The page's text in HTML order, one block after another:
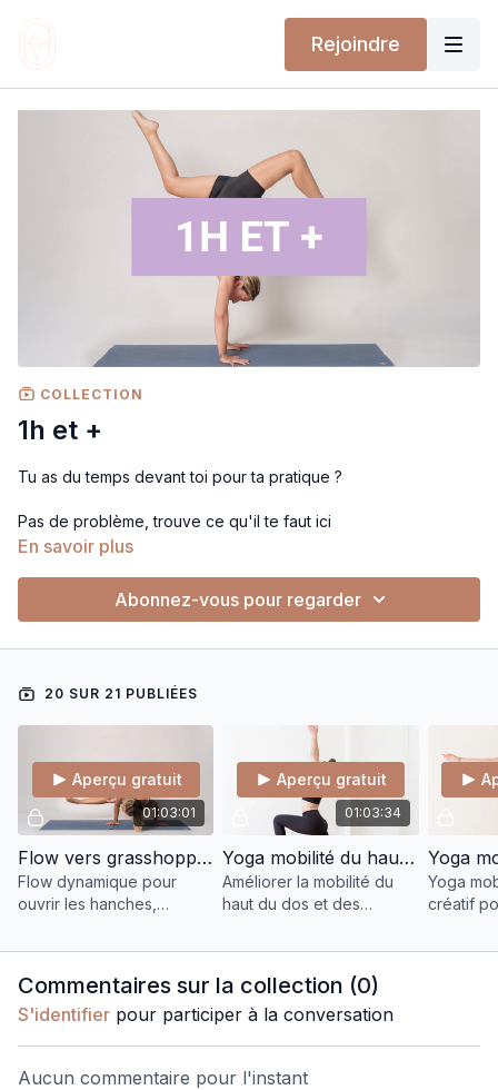
Rejoindre
COLLECTION
1h et +
Tu as du temps devant toi pour ta pratique ?
Pas de problème, trouve ce qu'il te faut ici
En savoir plus
Abonnez-vous pour regarder
20 SUR 21 PUBLIÉES
01:03:01
Aperçu gratuit
Flow vers grasshopper
Flow dynamique pour
ouvrir les hanches,
explorer la posture du
et contrôle.
01:03:34
Aperçu gratuit
Yoga mobilité du haut du dos et cervicales
Améliorer la mobilité du
haut du dos et des
tensions et renforce la
douleurs et raideurs.
Yoga
créatif
fluidité,
Commentaires sur la collection (0)
S'identifier pour participer à la conversation
Aucun commentaire pour l'instant